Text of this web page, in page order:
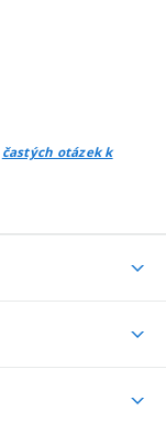
častých otázek k